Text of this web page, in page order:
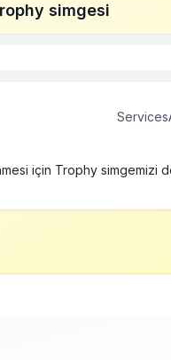
simgesi
Services
için Trophy simgemizi